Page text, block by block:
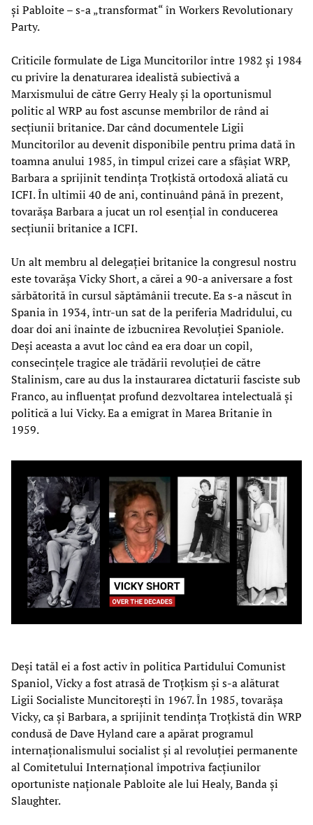
și Pabloite – s-a „transformat“ în Workers Revolutionary
Party.
Criticile formulate de Liga Muncitorilor între 1982 și 1984
cu privire la denaturarea idealistă subiectivă a
Marxismului de către Gerry Healy și la oportunismul
politic al WRP au fost ascunse membrilor de rând ai
secțiunii britanice. Dar când documentele Ligii
Muncitorilor au devenit disponibile pentru prima dată în
toamna anului 1985, în timpul crizei care a sfâșiat WRP,
Barbara a sprijinit tendința Troțkistă ortodoxă aliată cu
ICFI. În ultimii 40 de ani, continuând până în prezent,
tovarășa Barbara a jucat un rol esențial în conducerea
secțiunii britanice a ICFI.
Un alt membru al delegației britanice la congresul nostru
este tovarășa Vicky Short, a cărei a 90-a aniversare a fost
sărbătorită în cursul săptămânii trecute. Ea s-a născut în
Spania în 1934, într-un sat de la periferia Madridului, cu
doar doi ani înainte de izbucnirea Revoluției Spaniole.
Deși aceasta a avut loc când ea era doar un copil,
consecințele tragice ale trădării revoluției de către
Stalinism, care au dus la instaurarea dictaturii fasciste sub
Franco, au influențat profund dezvoltarea intelectuală și
politică a lui Vicky. Ea a emigrat în Marea Britanie în
1959.
Deși tatăl ei a fost activ în politica Partidului Comunist
Spaniol, Vicky a fost atrasă de Troțkism și s-a alăturat
Ligii Socialiste Muncitorești în 1967. În 1985, tovarășa
Vicky, ca și Barbara, a sprijinit tendința Troțkistă din WRP
condusă de Dave Hyland care a apărat programul
internaționalismului socialist și al revoluției permanente
al Comitetului Internațional împotriva facțiunilor
oportuniste naționale Pabloite ale lui Healy, Banda și
Slaughter.